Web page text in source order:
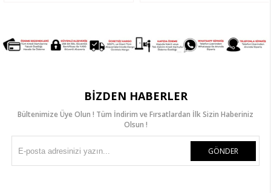
BIZDEN HABERLER
Bültenimize Üye Olun ! Tüm İndirim ve Fırsatlardan İlk Sizin Haberiniz
Olsun !
GÖNDER